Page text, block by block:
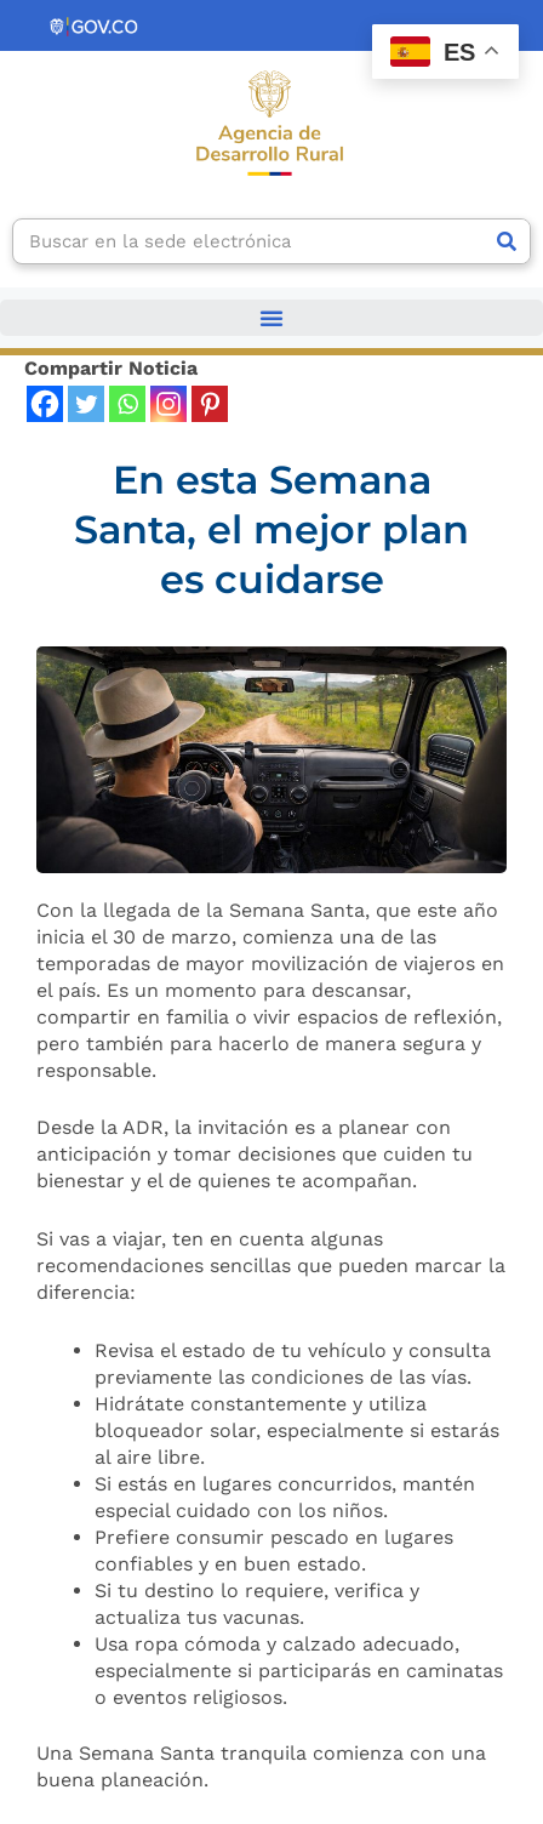
contenido
Search
Compartir Noticia
En esta Semana
Santa, el mejor plan
es cuidarse
Con la llegada de la Semana Santa, que este año
inicia el 30 de marzo, comienza una de las
temporadas de mayor movilización de viajeros en
el país. Es un momento para descansar,
compartir en familia o vivir espacios de reflexión,
pero también para hacerlo de manera segura y
responsable.
Desde la ADR, la invitación es a planear con
anticipación y tomar decisiones que cuiden tu
bienestar y el de quienes te acompañan.
Si vas a viajar, ten en cuenta algunas
recomendaciones sencillas que pueden marcar la
diferencia:
Revisa el estado de tu vehículo y consulta
previamente las condiciones de las vías.
Hidrátate constantemente y utiliza
bloqueador solar, especialmente si estarás
al aire libre.
Si estás en lugares concurridos, mantén
especial cuidado con los niños.
Prefiere consumir pescado en lugares
confiables y en buen estado.
Si tu destino lo requiere, verifica y
actualiza tus vacunas.
Usa ropa cómoda y calzado adecuado,
especialmente si participarás en caminatas
o eventos religiosos.
Una Semana Santa tranquila comienza con una
buena planeación.
ES